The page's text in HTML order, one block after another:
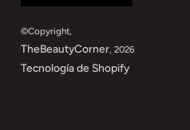
©Copyright,
TheBeautyCorner, 2026
Tecnología de Shopify